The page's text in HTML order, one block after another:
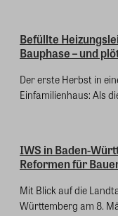
Befüllte
Bauphase – und
Der erste Herbst in
Einfamilienhaus: Als
IWS in Baden-
Reformen für
Mit Blick auf die
Württemberg am 8.